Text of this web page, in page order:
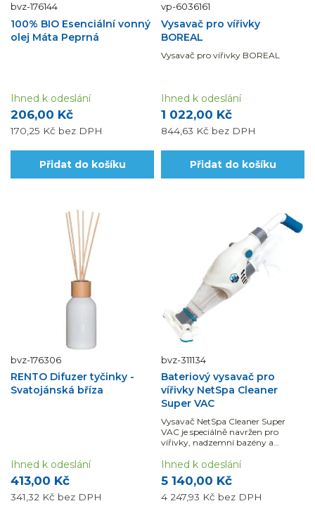
bvz-176144
100% BIO Esenciální vonný
olej Máta Peprná
206,00 Kč
170,25 Kč bez DPH
Ihned k odeslání
Přidat do košíku
vp-6036161
Vysavač pro vířivky
BOREAL
Vysavač pro vířivky BOREAL
1 022,00 Kč
844,63 Kč bez DPH
Ihned k odeslání
Přidat do košíku
bvz-176306
RENTO Difuzer tyčinky -
Svatojánská bříza
413,00 Kč
341,32 Kč bez DPH
Ihned k odeslání
bvz-311134
Bateriový vysavač pro
vířivky NetSpa Cleaner
Super VAC
Vysavač NetSpa Cleaner Super
VAC je speciálně navržen pro
vířivky, nadzemní bazény a
5 140,00 Kč
4 247,93 Kč bez DPH
Ihned k odeslání